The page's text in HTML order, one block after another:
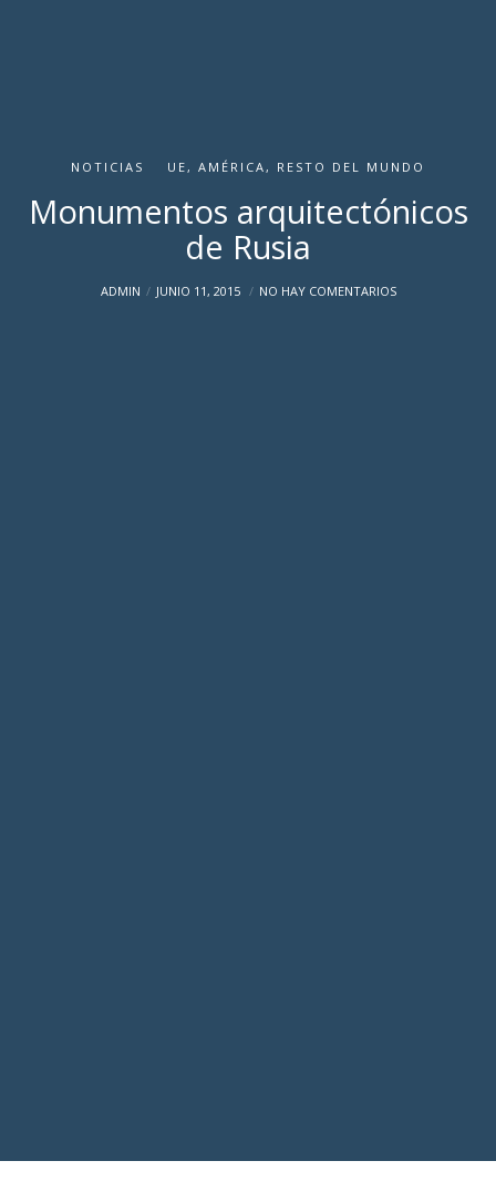
NOTICIAS UE, AMÉRICA, RESTO DEL MUNDO
Monumentos arquitectónicos
de Rusia
ADMIN JUNIO 11, 2015 NO HAY COMENTARIOS